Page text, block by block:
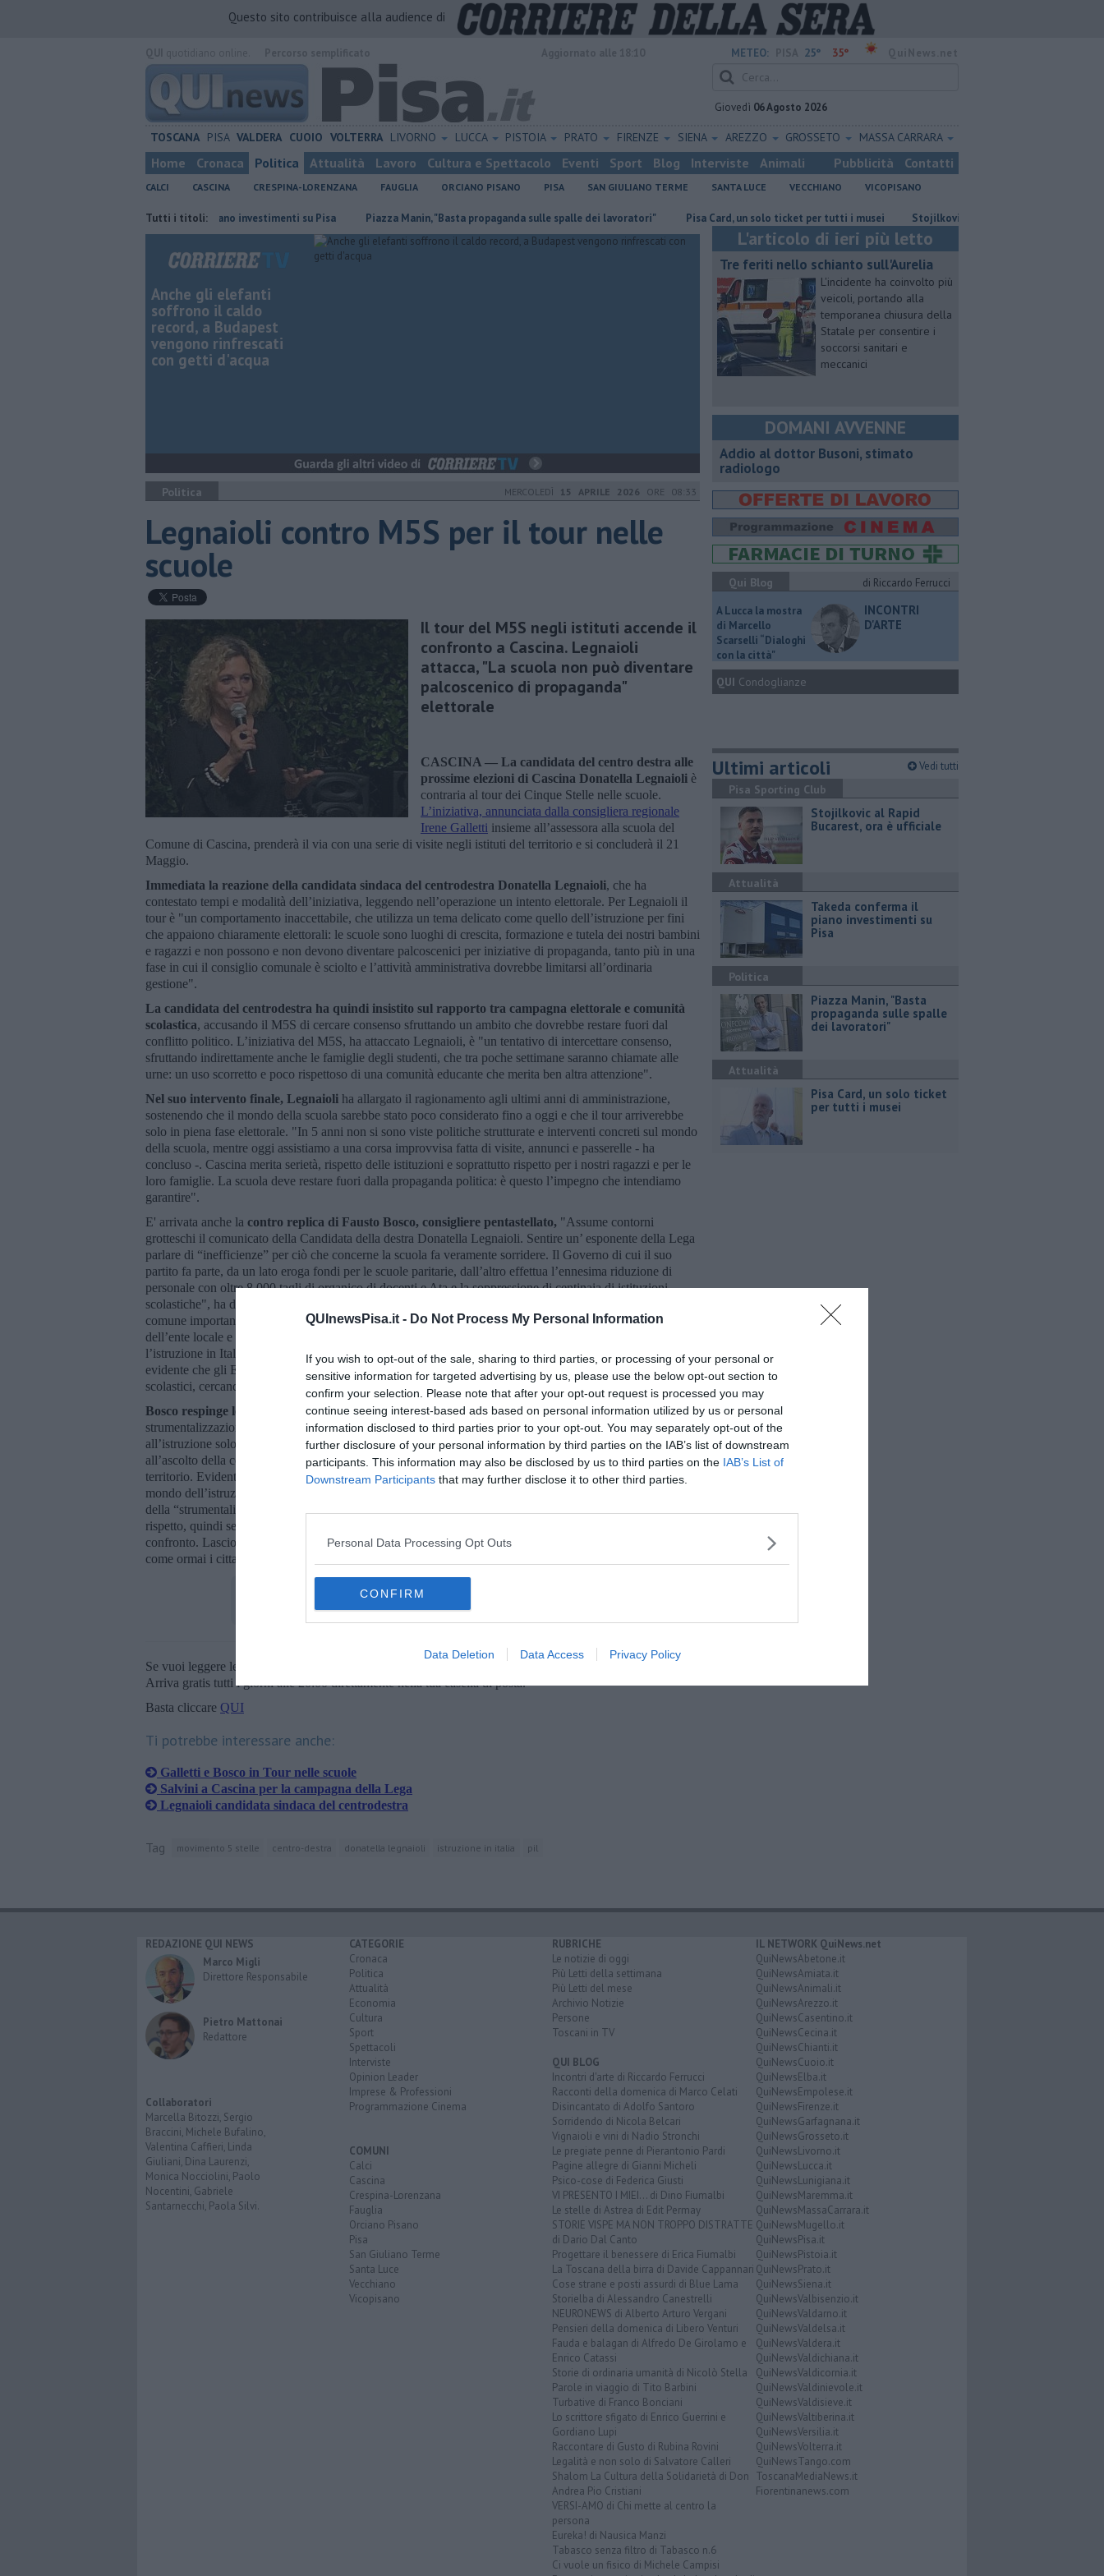
QUInewsPisa.it - Do Not Process My Personal Information
If you wish to opt-out of the sale, sharing to third parties, or processing of your personal or
sensitive information for targeted advertising by us, please use the below opt-out section to
confirm your selection. Please note that after your opt-out request is processed you may
continue seeing interest-based ads based on personal information utilized by us or personal
information disclosed to third parties prior to your opt-out. You may separately opt-out of the
further disclosure of your personal information by third parties on the IAB’s list of downstream
participants. This information may also be disclosed by us to third parties on the IAB’s List of
Downstream Participants that may further disclose it to other third parties.
Personal Data Processing Opt Outs
CONFIRM
Data Deletion Data Access Privacy Policy
Questo sito contribuisce alla audience di
METEO: 25° 35°
Giovedì 06 Agosto 2026
TOSCANA PISA VALDERA CUOIO VOLTERRA LIVORNO LUCCA PISTOIA PRATO FIRENZE SIENA AREZZO GROSSETO MASSA CARRARA
Home Cronaca Politica Attualità Lavoro Cultura e Spettacolo Eventi Sport Blog Interviste Animali Pubblicità Contatti
CALCI CASCINA CRESPINA-LORENZANA FAUGLIA ORCIANO PISANO PISA SAN GIULIANO TERME SANTA LUCE VECCHIANO VICOPISANO
Tutti i titoli:
Takeda conferma il piano investimenti su Pisa Piazza Manin, "Basta propaganda sulle spalle dei lavoratori" Pisa Card, un solo ticket per tutti i musei Stojilkovic al Rapid Bucarest, ora è ufficiale
Anche gli elefanti
soffrono il caldo
record, a Budapest
vengono rinfrescati
con getti d'acqua
Politica MERCOLEDÌ 15 APRILE 2026 ORE 08:33
Legnaioli contro M5S per il tour nelle
scuole
Il tour del M5S negli istituti accende il
confronto a Cascina. Legnaioli
attacca, "La scuola non può diventare
palcoscenico di propaganda"
elettorale
CASCINA — La candidata del centro destra alle
prossime elezioni di Cascina Donatella Legnaioli è
contraria al tour dei Cinque Stelle nelle scuole.
L’iniziativa, annunciata dalla consigliera regionale
Irene Galletti insieme all’assessora alla scuola del
Comune di Cascina, prenderà il via con una serie di visite negli istituti del territorio e si concluderà il 21
Maggio.
Immediata la reazione della candidata sindaca del centrodestra Donatella Legnaioli, che ha
contestato tempi e modalità dell’iniziativa, leggendo nell’operazione un intento elettorale. Per Legnaioli il
tour è "un comportamento inaccettabile, che utilizza un tema delicato come quello dell’istruzione per fini
che appaiono chiaramente elettorali: le scuole sono luoghi di crescita, formazione e tutela dei nostri bambini
e ragazzi e non possono e non devono diventare palcoscenici per iniziative di propaganda, tanto più in una
fase in cui il consiglio comunale è sciolto e l’attività amministrativa dovrebbe limitarsi all’ordinaria
gestione".
La candidata del centrodestra ha quindi insistito sul rapporto tra campagna elettorale e comunità
scolastica, accusando il M5S di cercare consenso sfruttando un ambito che dovrebbe restare fuori dal
conflitto politico. L’iniziativa del M5S, ha attaccato Legnaioli, è "un tentativo di intercettare consenso,
sfruttando indirettamente anche le famiglie degli studenti, che tra poche settimane saranno chiamate alle
urne: un uso scorretto e poco rispettoso di una comunità educante che merita ben altra attenzione".
Nel suo intervento finale, Legnaioli ha allargato il ragionamento agli ultimi anni di amministrazione,
sostenendo che il mondo della scuola sarebbe stato poco considerato fino a oggi e che il tour arriverebbe
solo in piena fase elettorale. "In 5 anni non si sono viste politiche strutturate e interventi concreti sul mondo
della scuola, mentre oggi assistiamo a una corsa improvvisa fatta di visite, annunci e passerelle - ha
concluso -. Cascina merita serietà, rispetto delle istituzioni e soprattutto rispetto per i nostri ragazzi e per le
loro famiglie. La scuola deve restare fuori dalla propaganda politica: è questo l’impegno che intendiamo
garantire".
E' arrivata anche la contro replica di Fausto Bosco, consigliere pentastellato, "Assume contorni
grotteschi il comunicato della Candidata della destra Donatella Legnaioli. Sentire un’ esponente della Lega
parlare di “inefficienze” per ciò che concerne la scuola fa veramente sorridere. Il Governo di cui il suo
partito fa parte, da un lato eroga fondi per le scuole paritarie, dall’altro effettua l’ennesima riduzione di
personale con oltre 8.000 tagli di organico di docenti e Ata e la soppressione di centinaia di istituzioni
scolastiche", ha dichiarato Bosco. "Forse la signora Legnaioli, prima di candidarsi ad amministrare un
comune importante come Cascina, dovrebbe un attimo approfondire quelle che sono le competenze
dell’ente locale e quelle che invece fanno capo al Governo, visto che nel 2023 la spesa dello Stato per
l’istruzione in Italia si è fermata al 3,9% del PIL, a fronte di una media europea del 4,7%. E’ del tutto
evidente che gli Enti locali si trovino a fare salti mortale per garantire standard elevati per i servizi
scolastici, cercando allo stesso tempo di migliorare i servizi accessori".
Bosco respinge le accuse
, "Respingo con forza la sua accusa di mancanza di serietà e di
strumentalizzazione politica: il sottoscritto è “poco conosciuto” perché ha assunto l’incarico di assessore
all’istruzione solo tre mesi fa e proprio in un’ottica di approfondimento e collaborazione improntata
all’ascolto della comunità scolastica ha scelto di visitare personalmente tutte le scuole presenti sul
territorio. Evidentemente, non avendo argomenti concreti e validi riguardo il complesso quanto bellissimo
mondo dell’istruzione ha preferito cercare visibilità mediatica spostando l’attenzione sul sempre valido tema
della “strumentalizzazione” politica. Su una cosa mi trovo d’accordo con lei: Cascina merita serietà e
rispetto, quindi se vorrà confrontarsi su temi che riguardano le politiche scolastiche mi troverà pronto al
confronto. Lascio invece a lei e al suo segretario nazionale lo sport degli slogan ad effetto dietro ai quali,
come ormai i cittadini hanno ben capito, si cela il nulla", ha concluso.
Se vuoi leggere le notizie principali della Toscana iscriviti alla
Arriva gratis tutti i giorni alle 20:00 direttamente nella tua casella di posta.
Basta cliccare QUI
Ti potrebbe interessare anche:
Galletti e Bosco in Tour nelle scuole
Salvini a Cascina per la campagna della Lega
Legnaioli candidata sindaca del centrodestra
Tag movimento 5 stelle centro-destra donatella legnaioli istruzione in italia pil
L'articolo di ieri più letto
Tre feriti nello schianto sull'Aurelia
L'incidente ha coinvolto più
veicoli, portando alla
temporanea chiusura della
Statale per consentire i
soccorsi sanitari e
meccanici
DOMANI AVVENNE
Addio al dottor Busoni, stimato
radiologo
Qui Blog
di Riccardo Ferrucci
A Lucca la mostra
di Marcello
Scarselli “Dialoghi
con la città"
INCONTRI
D'ARTE
QUI Condoglianze
Ultimi articoli Vedi tutti
Pisa Sporting Club
Stojilkovic al Rapid
Bucarest, ora è ufficiale
Attualità
Takeda conferma il
piano investimenti su
Pisa
Politica
Piazza Manin, "Basta
propaganda sulle spalle
dei lavoratori"
Attualità
Pisa Card, un solo ticket
per tutti i musei
REDAZIONE QUI NEWS
Marco Migli
Direttore Responsabile
Pietro Mattonai
Redattore
Collaboratori
Marcella Bitozzi, Sergio
Braccini, Michele Bufalino,
Valentina Caffieri, Linda
Giuliani, Dina Laurenzi,
Monica Nocciolini, Paolo
Nocentini, Gabriele
Santarnecchi, Paola Silvi.
CATEGORIE
Cronaca
Politica
Attualità
Economia
Cultura
Sport
Spettacoli
Interviste
Opinion Leader
Imprese & Professioni
Programmazione Cinema
COMUNI
Calci
Cascina
Crespina-Lorenzana
Fauglia
Orciano Pisano
Pisa
San Giuliano Terme
Santa Luce
Vecchiano
Vicopisano
RUBRICHE
Le notizie di oggi
Più Letti della settimana
Più Letti del mese
Archivio Notizie
Persone
Toscani in TV
QUI BLOG
Incontri d'arte di Riccardo Ferrucci
Racconti della domenica di Marco Celati
Disincantato di Adolfo Santoro
Sorridendo di Nicola Belcari
Vignaioli e vini di Nadio Stronchi
Le pregiate penne di Pierantonio Pardi
Pagine allegre di Gianni Micheli
Psico-cose di Federica Giusti
VI PRESENTO I MIEI... di Dino Fiumalbi
Le stelle di Astrea di Edit Permay
STORIE VISPE MA NON TROPPO DISTRATTE
di Dario Dal Canto
Progettare il benessere di Erica Fiumalbi
La Toscana della birra di Davide Cappannari
Cose strane e posti assurdi di Blue Lama
Storielba di Alessandro Canestrelli
NEURONEWS di Alberto Arturo Vergani
Pensieri della domenica di Libero Venturi
Fauda e balagan di Alfredo De Girolamo e
Enrico Catassi
Storie di ordinaria umanità di Nicolò Stella
Parole in viaggio di Tito Barbini
Turbative di Franco Bonciani
Lo scrittore sfigato di Enrico Guerrini e
Gordiano Lupi
Raccontare di Gusto di Rubina Rovini
Legalità e non solo di Salvatore Calleri
Shalom La Cultura della Solidarietà di Don
Andrea Pio Cristiani
VERSI-AMO di Chi mette al centro la
persona
Eureka! di Nausica Manzi
Tabasco senza filtro di Tabasco n.6
Ci vuole un fisico di Michele Campisi
IL NETWORK QuiNews.net
QuiNewsAbetone.it
QuiNewsAmiata.it
QuiNewsAnimali.it
QuiNewsArezzo.it
QuiNewsCasentino.it
QuiNewsCecina.it
QuiNewsChianti.it
QuiNewsCuoio.it
QuiNewsElba.it
QuiNewsEmpolese.it
QuiNewsFirenze.it
QuiNewsGarfagnana.it
QuiNewsGrosseto.it
QuiNewsLivorno.it
QuiNewsLucca.it
QuiNewsLunigiana.it
QuiNewsMaremma.it
QuiNewsMassaCarrara.it
QuiNewsMugello.it
QuiNewsPisa.it
QuiNewsPistoia.it
QuiNewsPrato.it
QuiNewsSiena.it
QuiNewsValbisenzio.it
QuiNewsValdarno.it
QuiNewsValdelsa.it
QuiNewsValdera.it
QuiNewsValdichiana.it
QuiNewsValdicornia.it
QuiNewsValdinievole.it
QuiNewsValdisieve.it
QuiNewsValtiberina.it
QuiNewsVersilia.it
QuiNewsVolterra.it
QuiNewsTango.com
ToscanaMediaNews.it
Fiorentinanews.com